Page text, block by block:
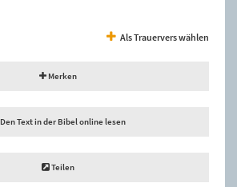
Als Trauervers wählen
Merken
Den Text in der Bibel online lesen
Teilen